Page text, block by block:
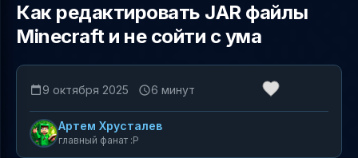
Как редактировать JAR файлы
Minecraft и не сойти с ума
9 октября 2025 6 минут
Артем Хрусталев
главный фанат :P